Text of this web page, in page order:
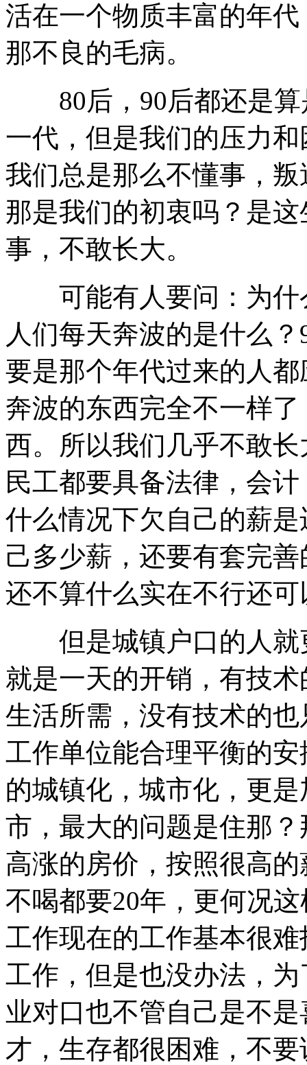
活在一个物质丰富的年
那不良的毛病。
80后，90后都还是算
一代，但是我们的压力
我们总是那么不懂事，
那是我们的初衷吗？是
事，不敢长大。
可能有人要问：为什
人们每天奔波的是什么
要是那个年代过来的人
奔波的东西完全不一样
西。所以我们几乎不敢
民工都要具备法律，会
什么情况下欠自己的薪
己多少薪，还要有套完
还不算什么实在不行还
但是城镇户口的人就
就是一天的开销，有技
生活所需，没有技术的
工作单位能合理平衡的
的城镇化，城市化，更
市，最大的问题是住那
高涨的房价，按照很高
不喝都要20年，更何况
工作现在的工作基本很
工作，但是也没办法，
业对口也不管自己是不
才，生存都很困难，不